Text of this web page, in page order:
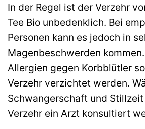
In der Regel ist der Verzehr
Tee Bio unbedenklich. Bei
Personen kann es jedoch in
Magenbeschwerden
Allergien gegen Korbblütler
Verzehr verzichtet werden.
Schwangerschaft und
Verzehr ein Arzt konsultiert